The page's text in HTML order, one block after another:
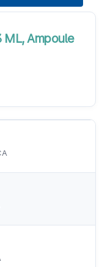
ML, Ampoule